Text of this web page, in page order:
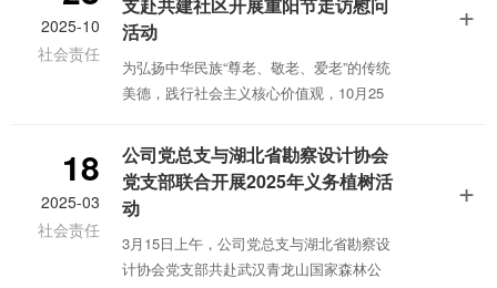
春日添绿增彩。
2025-10
社会责任
+
活动
为弘扬中华民族“尊老、敬老、爱老”的传统
美德，践行社会主义核心价值观，10月25
区佛祖岭街道大舒社区开展“情暖重阳 初心
永驻”走访慰问活动，为辖区高龄老人送去
慰问物资和节日的祝福。
18
2025-03
社会责任
+
公司党总支与湖北省勘察设计协会
党支部联合开展2025年义务植树活
动
3月15日上午，公司党总支与湖北省勘察设
计协会党支部共赴武汉青龙山国家森林公